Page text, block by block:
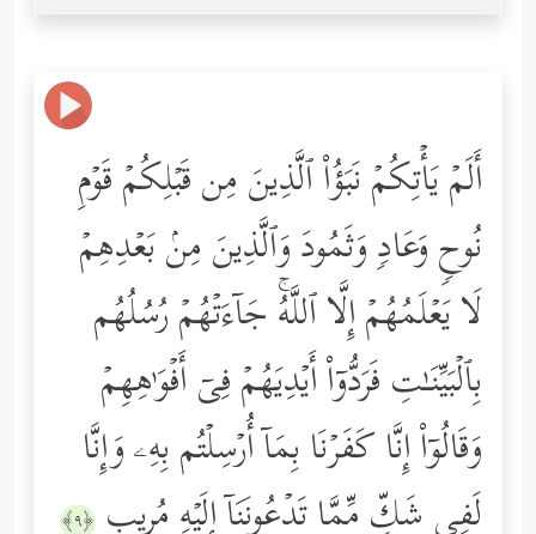
أَلَمۡ یَأۡتِكُمۡ نَبَؤُاْ ٱلَّذِینَ مِن قَبۡلِكُمۡ قَوۡمِ
نُوحࣲ وَعَادࣲ وَثَمُودَ وَٱلَّذِینَ مِنۢ بَعۡدِهِمۡ
لَا یَعۡلَمُهُمۡ إِلَّا ٱللَّهُۚ جَاۤءَتۡهُمۡ رُسُلُهُم
بِٱلۡبَیِّنَـٰتِ فَرَدُّوۤاْ أَیۡدِیَهُمۡ فِیۤ أَفۡوَ ٰ⁠هِهِمۡ
وَقَالُوۤاْ إِنَّا كَفَرۡنَا بِمَاۤ أُرۡسِلۡتُم بِهِۦ وَإِنَّا
لَفِی شَكࣲّ مِّمَّا تَدۡعُونَنَاۤ إِلَیۡهِ مُرِیبࣲ ﴿٩﴾